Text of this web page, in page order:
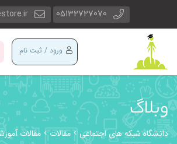
05132727070
ورود / ثبت نام
وبلاگ
دانشگاه شبکه های اجتماعی مقالات مقالات